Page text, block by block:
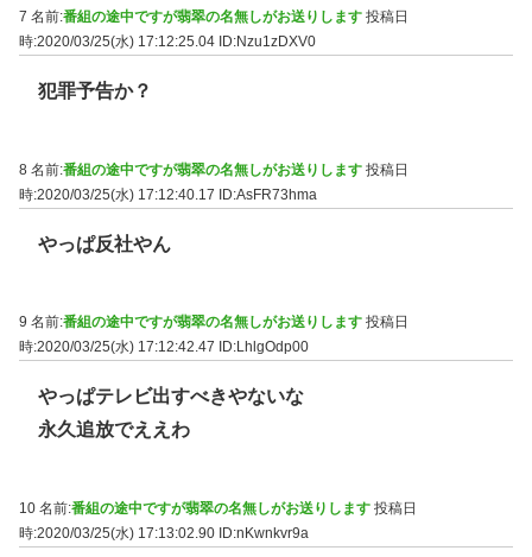
7 名前:番組の途中ですが翡翠の名無しがお送りします 投稿日
時:2020/03/25(水) 17:12:25.04 ID:Nzu1zDXV0
犯罪予告か？
8 名前:番組の途中ですが翡翠の名無しがお送りします 投稿日
時:2020/03/25(水) 17:12:40.17 ID:AsFR73hma
やっぱ反社やん
9 名前:番組の途中ですが翡翠の名無しがお送りします 投稿日
時:2020/03/25(水) 17:12:42.47
ID:LhlgOdp00
やっぱテレビ出すべきやないな
永久追放でええわ
10 名前:番組の途中ですが翡翠の名無しがお送りします 投稿日
時:2020/03/25(水) 17:13:02.90 ID:nKwnkvr9a